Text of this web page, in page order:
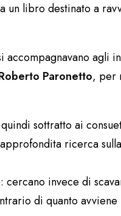
un libro destinato a
accompagnavano agli
Paronetto, per
sottratto ai
ricerca
invece di
di quanto avviene